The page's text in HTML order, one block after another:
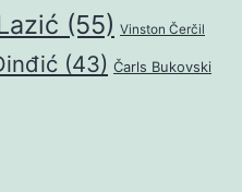
(55) Vinston Čerčil
(43) Čarls Bukovski